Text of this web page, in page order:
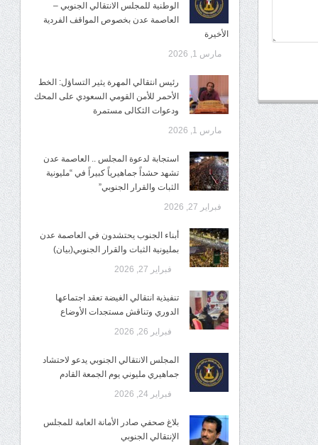
الوطنية للمجلس الانتقالي الجنوبي –
العاصمة عدن بخصوص المواقف الفردية
الأخيرة
مارس 1, 2026
رئيس انتقالي المهرة يثير التساؤل: الخط
الأحمر للأمن القومي السعودي على المحك
ودعوات الثكالى مستمرة
مارس 1, 2026
استجابة لدعوة المجلس .. العاصمة عدن
تشهد حشداً جماهيرياً كبيراً في “مليونية
الثبات والقرار الجنوبي”
فبراير 27, 2026
أبناء الجنوب يحتشدون في العاصمة عدن
بمليونية الثبات والقرار الجنوبي(بيان)
فبراير 27, 2026
تنفيذية انتقالي الغيضة تعقد اجتماعها
الدوري وتناقش مستجدات الأوضاع
فبراير 26, 2026
المجلس الانتقالي الجنوبي يدعو لاحتشاد
جماهيري مليوني يوم الجمعة القادم
فبراير 24, 2026
بلاغ صحفي صادر الأمانة العامة للمجلس
الإنتقالي الجنوبي